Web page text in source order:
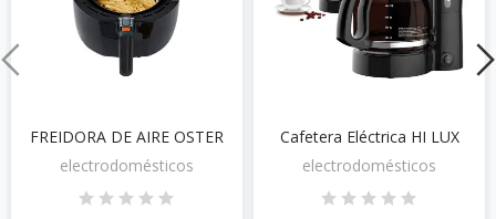
FREIDORA DE AIRE OSTER
electrodomésticos
Cafetera Eléctrica HI LUX
electrodomésticos